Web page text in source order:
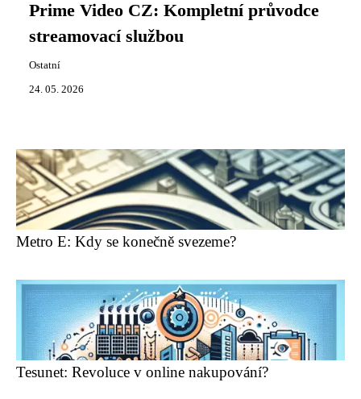
Prime Video CZ: Kompletní průvodce
streamovací službou
Ostatní
24. 05. 2026
Metro E: Kdy se konečně svezeme?
Tesunet: Revoluce v online nakupování?